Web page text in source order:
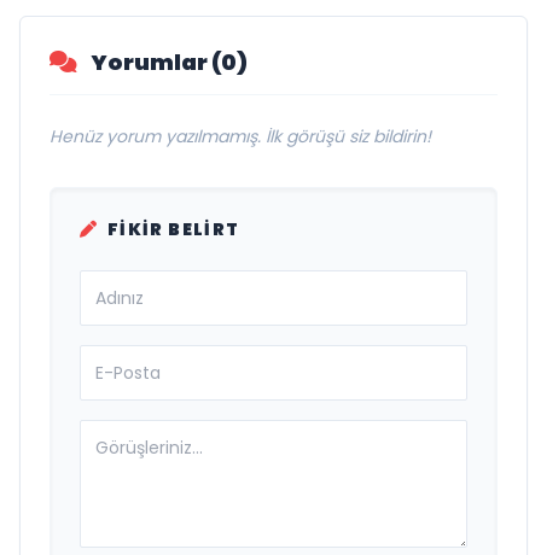
Yorumlar (0)
Henüz yorum yazılmamış. İlk görüşü siz bildirin!
FIKIR BELIRT